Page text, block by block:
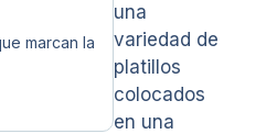
marcan la
una
variedad de
platillos
colocados
en una